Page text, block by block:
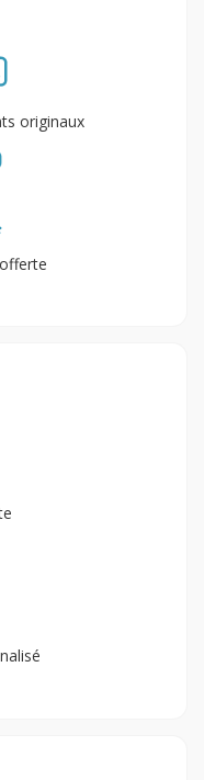
originaux